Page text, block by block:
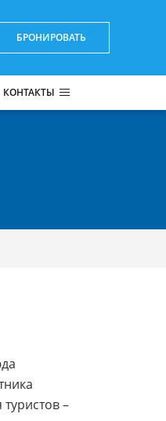
БРОНИРОВАТЬ
КОНТАКТЫ
–